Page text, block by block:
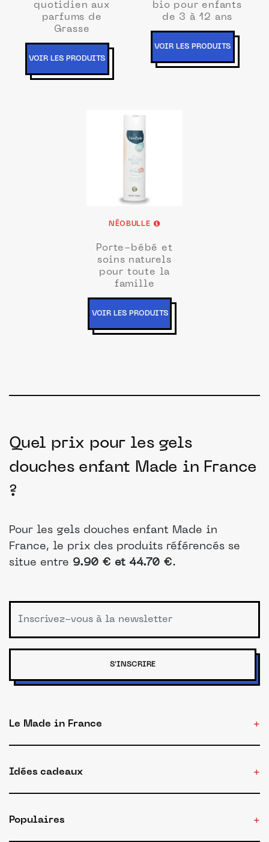
quotidien aux
parfums de
Grasse
VOIR LES PRODUITS
bio pour enfants
de 3 à 12 ans
VOIR LES PRODUITS
NÉOBULLE
Porte-bébé et
soins naturels
pour toute la
famille
VOIR LES PRODUITS
Quel prix pour les gels
douches enfant Made in France
?
Pour les gels douches enfant Made in
France, le prix des produits référencés se
situe entre 9.90 € et 44.70 €.
S'INSCRIRE
Le Made in France
Idées cadeaux
Populaires